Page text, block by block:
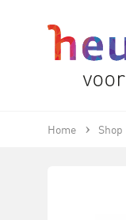
Home Shop